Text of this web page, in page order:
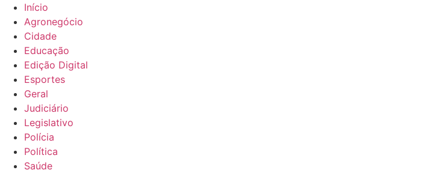
Início
Agronegócio
Cidade
Educação
Edição Digital
Esportes
Geral
Judiciário
Legislativo
Polícia
Política
Saúde